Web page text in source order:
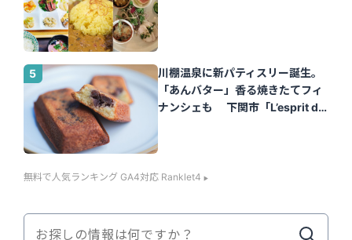
川棚温泉に新パティスリー誕生。
「あんバター」香る焼きたてフィ
ナンシェも 下関市「L’esprit de
無料で人気ランキング GA4対応 Ranklet4